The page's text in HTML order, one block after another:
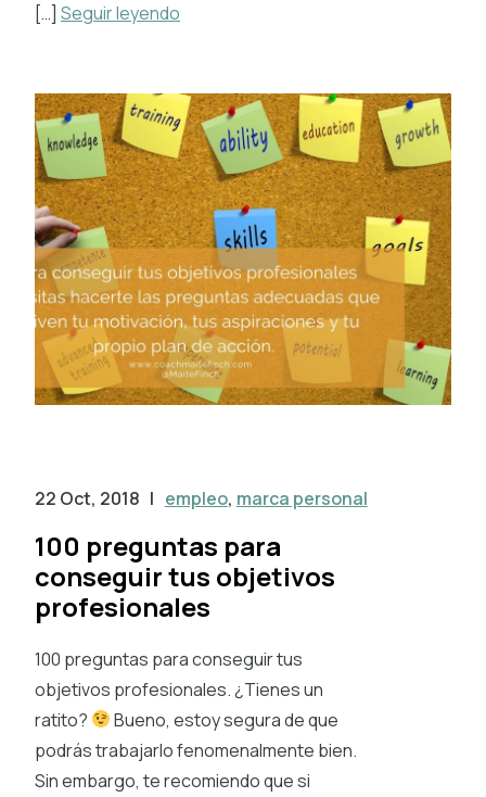
[…] Seguir leyendo
22 Oct, 2018 | empleo, marca personal
100 preguntas para
conseguir tus objetivos
profesionales
100 preguntas para conseguir tus
objetivos profesionales. ¿Tienes un
ratito?
Bueno, estoy segura de que
podrás trabajarlo fenomenalmente bien.
Sin embargo, te recomiendo que si